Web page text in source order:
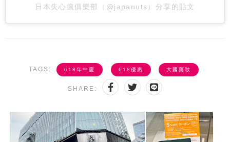
日本失心瘋俱樂部（@japanuts）分享的貼文
TAGS: 618年中慶 618優惠 大國藥妝
SHARE: